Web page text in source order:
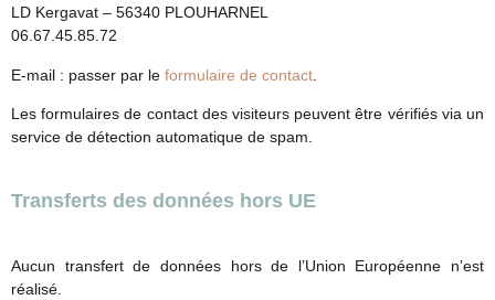
LD Kergavat – 56340 PLOUHARNEL
06.67.45.85.72
E-mail : passer par le formulaire de contact
Les formulaires de contact des visiteurs peuvent être vérifiés via un
service de détection automatique de spam.
Transferts des données hors UE
Aucun transfert de données hors de l’Union Européenne n’est
réalisé.